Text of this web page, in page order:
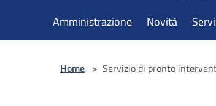
Amministrazione Novità
Home > Servizio di pronto